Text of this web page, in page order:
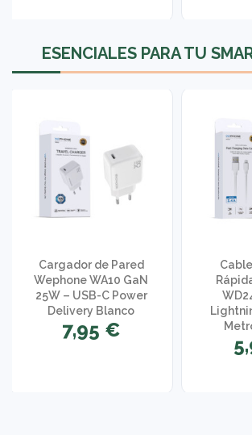
ESENCIALES PARA TU
Cargador de Pared
Wephone WA10 GaN
25W – USB-C Power
Delivery Blanco
7,95 €